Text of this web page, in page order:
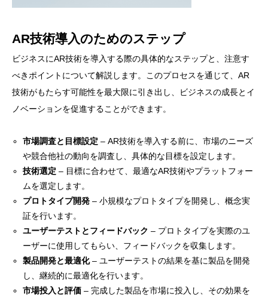
AR技術導入のためのステップ
ビジネスにAR技術を導入する際の具体的なステップと、注意す
べきポイントについて解説します。このプロセスを通じて、AR
技術がもたらす可能性を最大限に引き出し、ビジネスの成長とイ
ノベーションを促進することができます。
市場調査と目標設定 – AR技術を導入する前に、市場のニーズ
や競合他社の動向を調査し、具体的な目標を設定します。
技術選定 – 目標に合わせて、最適なAR技術やプラットフォー
ムを選定します。
プロトタイプ開発 – 小規模なプロトタイプを開発し、概念実
証を行います。
ユーザーテストとフィードバック – プロトタイプを実際のユ
ーザーに使用してもらい、フィードバックを収集します。
製品開発と最適化– ユーザーテストの結果を基に製品を開発
し、継続的に最適化を行います。
市場投入と評価 – 完成した製品を市場に投入し、その効果を